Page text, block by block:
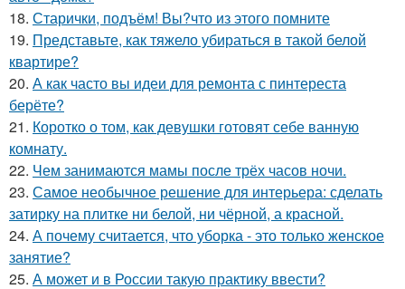
18. Старички, подъём! Вы?что из этого помните
19. Представьте, как тяжело убираться в такой белой
квартире?
20. А как часто вы идеи для ремонта с пинтереста
берёте?
21. Коротко о том, как девушки готовят себе ванную
комнату.
22. Чем занимаются мамы после трёх часов ночи.
23. Самое необычное решение для интерьера: сделать
затирку на плитке ни белой, ни чёрной, а красной.
24. А почему считается, что уборка - это только женское
занятие?
25. А может и в России такую практику ввести?